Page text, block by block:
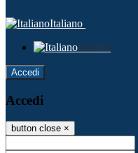
Italiano
Italiano
Accedi
Accedi
button close ×